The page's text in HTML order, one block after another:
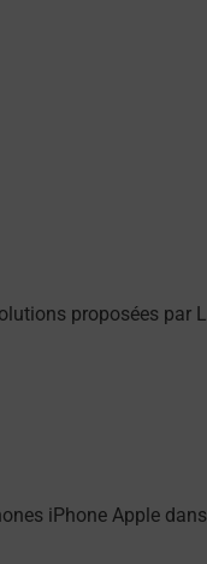
proposées par
iPhone Apple